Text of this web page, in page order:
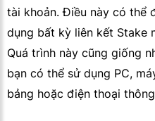
tài khoản. Điều này có thể
dụng bất kỳ liên kết Stake
Quá trình này cũng giống
bạn có thể sử dụng PC,
bảng hoặc điện thoại